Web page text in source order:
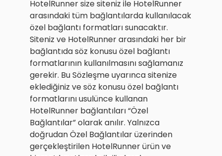
HotelRunner size siteniz ile HotelRunner
arasındaki tüm bağlantılarda kullanılacak
özel bağlantı formatları sunacaktır.
Siteniz ve HotelRunner arasındaki her bir
bağlantıda söz konusu özel bağlantı
formatlarının kullanılmasını sağlamanız
gerekir. Bu Sözleşme uyarınca sitenize
eklediğiniz ve söz konusu özel bağlantı
formatlarını usulünce kullanan
HotelRunner bağlantıları “Özel
Bağlantılar” olarak anılır. Yalnızca
doğrudan Özel Bağlantılar üzerinden
gerçekleştirilen HotelRunner ürün ve